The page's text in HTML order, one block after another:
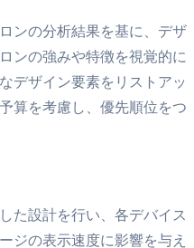
ンの分析結果を基に、デザ
ンの強みや特徴を視覚的に
デザイン要素をリストアッ
算を考慮し、優先順位をつ
た設計を行い、各デバイス
ジの表示速度に影響を与え